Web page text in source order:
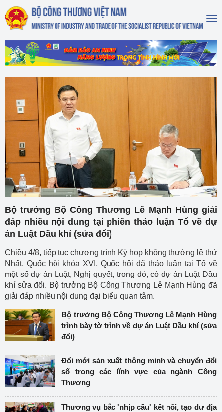
Bộ trưởng Bộ Công Thương Lê Mạnh Hùng giải
đáp nhiều nội dung tại phiên thảo luận Tổ về dự
án Luật Dầu khí (sửa đổi)
Chiều 4/8, tiếp tục chương trình Kỳ họp không thường lệ thứ
Nhất, Quốc hội khóa XVI, Quốc hội đã thảo luận tại Tổ về
một số dự án Luật, Nghị quyết, trong đó, có dự án Luật Dầu
khí sửa đổi. Bộ trưởng Bộ Công Thương Lê Mạnh Hùng đã
giải đáp nhiều nội dung đại biểu quan tâm.
Bộ trưởng Bộ Công Thương Lê Mạnh Hùng
trình bày tờ trình về dự án Luật Dầu khí (sửa
đổi)
Đổi mới sản xuất thông minh và chuyển đổi
số trong các lĩnh vực của ngành Công
Thương
Thương vụ bắc 'nhịp cầu' kết nối, tạo dư địa